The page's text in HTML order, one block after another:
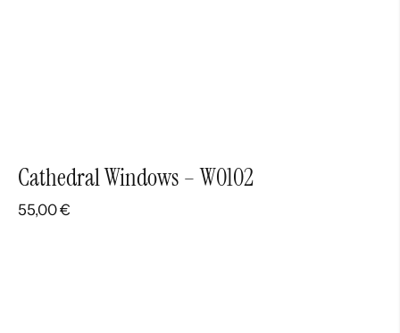
Cathedral Windows – W0102
55,00€